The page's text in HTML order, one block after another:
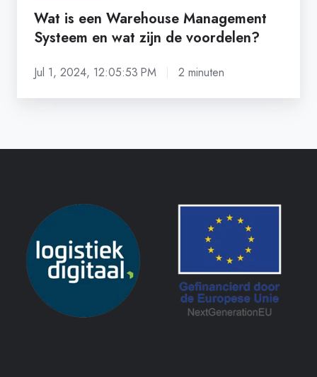
Wat is een Warehouse Management
Systeem en wat zijn de voordelen?
Jul 1, 2024, 12:05:53 PM 2 minuten